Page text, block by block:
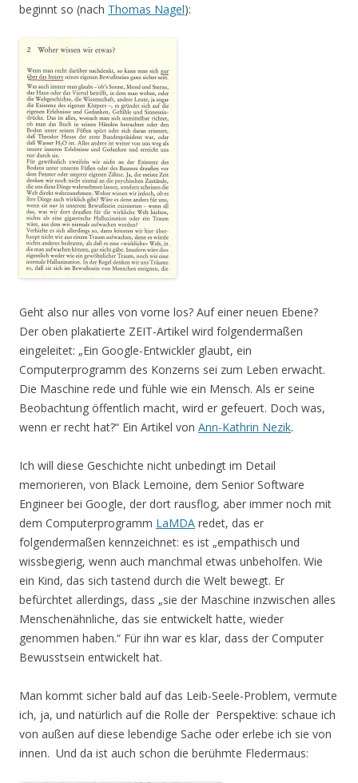
beginnt so (nach Thomas Nagel):
Geht also nur alles von vorne los? Auf einer neuen Ebene?
Der oben plakatierte ZEIT-Artikel wird folgendermaßen
eingeleitet: „Ein Google-Entwickler glaubt, ein
Computerprogramm des Konzerns sei zum Leben erwacht.
Die Maschine rede und fühle wie ein Mensch. Als er seine
Beobachtung öffentlich macht, wird er gefeuert. Doch was,
wenn er recht hat?“ Ein Artikel von Ann-Kathrin Nezik.
Ich will diese Geschichte nicht unbedingt im Detail
memorieren, von Black Lemoine, dem Senior Software
Engineer bei Google, der dort rausflog, aber immer noch mit
dem Computerprogramm LaMDA redet, das er
folgendermaßen kennzeichnet: es ist „empathisch und
wissbegierig, wenn auch manchmal etwas unbeholfen. Wie
ein Kind, das sich tastend durch die Welt bewegt. Er
befürchtet allerdings, dass „sie der Maschine inzwischen alles
Menschenähnliche, das sie entwickelt hatte, wieder
genommen haben.“ Für ihn war es klar, dass der Computer
Bewusstsein entwickelt hat.
Man kommt sicher bald auf das Leib-Seele-Problem, vermute
ich, ja, und natürlich auf die Rolle der Perspektive: schaue ich
von außen auf diese lebendige Sache oder erlebe ich sie von
innen. Und da ist auch schon die berühmte Fledermaus: